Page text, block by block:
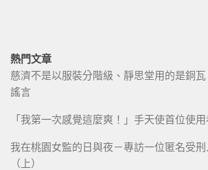
熱門文章
慈濟不是以服裝分階級、靜思堂用的是銅
謠言
「我第一次感覺這麼爽！」手天使首位使
我在桃園女監的日與夜－專訪一位匿名受
（上）